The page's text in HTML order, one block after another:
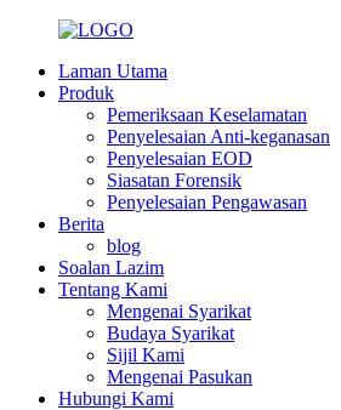
Laman Utama
Produk
Pemeriksaan Keselamatan
Penyelesaian Anti-keganasan
Penyelesaian EOD
Siasatan Forensik
Penyelesaian Pengawasan
Berita
blog
Soalan Lazim
Tentang Kami
Mengenai Syarikat
Budaya Syarikat
Sijil Kami
Mengenai Pasukan
Hubungi Kami